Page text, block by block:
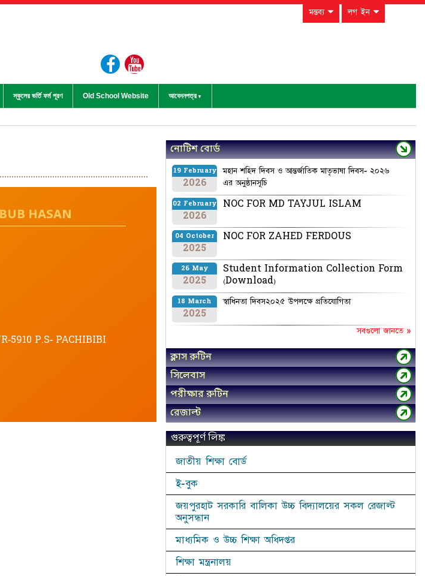
মন্তব্য লগ ইন
স্কুলের ভর্তি ফর্ম পূরণ Old School Website আবেদনপত্র
HASAN
5910 P.S- PACHIBIBI
নোটিশ বোর্ড
19 February
2026
মহান শহিদ দিবস ও আন্তর্জাতিক মাতৃভাষা দিবস- ২০২৬
এর অনুষ্ঠানসূচি
02 February
2026
NOC FOR MD TAYJUL ISLAM
04 October
2025
NOC FOR ZAHED FERDOUS
26 May
2025
Student Information Collection Form
(Download)
18 March
2025
স্বাধিনতা দিবস২০২৫ উপলক্ষে প্রতিযোগিতা
সবগুলো জানতে »
ক্লাস রুটিন
সিলেবাস
পরীক্ষার রুটিন
রেজাল্ট
গুরুত্বপূর্ণ লিঙ্ক
জাতীয় শিক্ষা বোর্ড
ই-বুক
জয়পুরহাট সরকারি বালিকা উচ্চ বিদ্যালয়ের সকল রেজাল্ট
অনুসন্ধান
মাধ্যমিক ও উচ্চ শিক্ষা অধিদপ্তর
শিক্ষা মন্ত্রনালয়